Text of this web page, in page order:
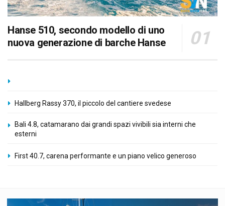
Hanse 510, secondo modello di uno
nuova generazione di barche Hanse
Hallberg Rassy 370, il piccolo del cantiere svedese
Bali 4.8, catamarano dai grandi spazi vivibili sia interni che
esterni
First 40.7, carena performante e un piano velico generoso